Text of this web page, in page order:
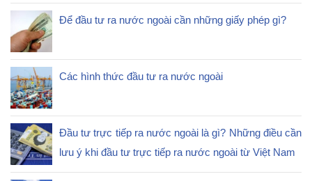
Để đầu tư ra nước ngoài cần những giấy phép gì?
Các hình thức đầu tư ra nước ngoài
Đầu tư trực tiếp ra nước ngoài là gì? Những điều cần
lưu ý khi đầu tư trực tiếp ra nước ngoài từ Việt Nam